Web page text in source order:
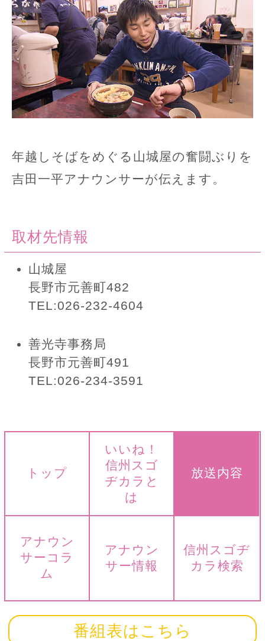
年越しそばをめぐる山城屋の奮闘ぶりを
吉田一平アナウンサーが伝えます。
取材先情報
山城屋
長野市元善町482
TEL:026-232-4604
善光寺事務局
長野市元善町491
TEL:026-234-3591
トップ
いいね！
信州スゴ
ヂカラと
は
放送内容
アナウン
サーコラ
ム
アナウン
サー情報
信州スゴヂ
カラ検索
番組表はこちら